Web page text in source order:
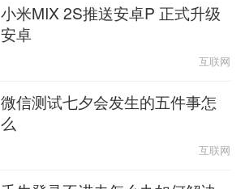
小米MIX 2S推送安卓P 正式升级
安卓
互联网
微信测试七夕会发生的五件事怎
么
互联网